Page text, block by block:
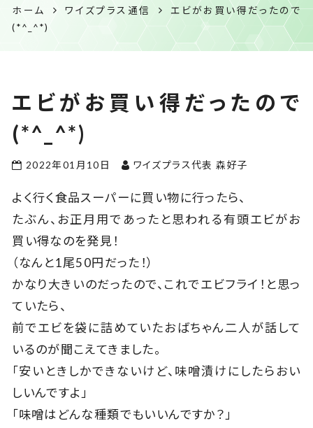
ホーム ワイズプラス通信
エビがお買い得だったので
(*^_^*)
エビがお買い得だったので
(*^_^*)
2022年01月10日 ワイズプラス代表 森好子
よく行く食品スーパーに買い物に行ったら、
たぶん、お正月用であったと思われる有頭エビがお
買い得なのを発見！
（なんと1尾50円だった！）
かなり大きいのだったので、これでエビフライ！と思っ
ていたら、
前でエビを袋に詰めていたおばちゃん二人が話して
いるのが聞こえてきました。
「安いときしかできないけど、味噌漬けにしたらおい
しいんですよ」
「味噌はどんな種類でもいいんですか？」